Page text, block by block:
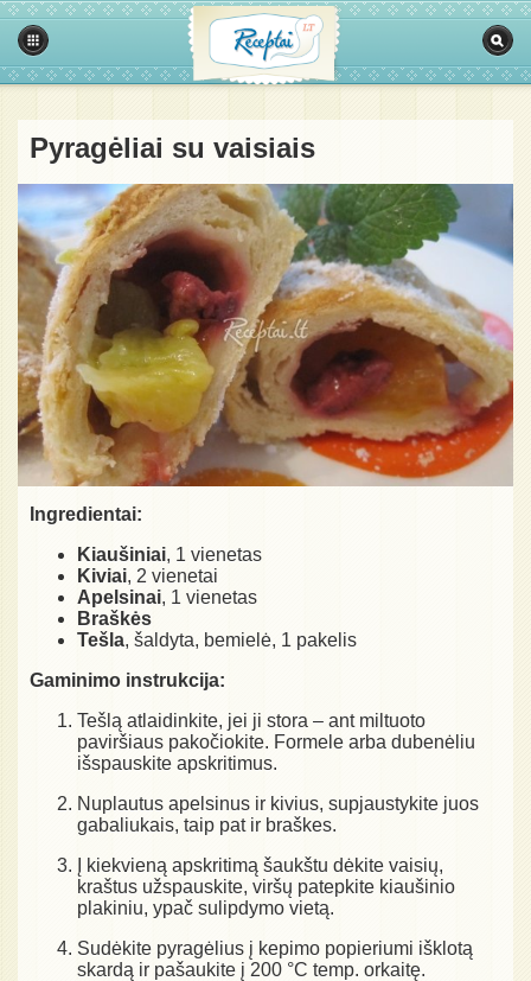
Pyragėliai su vaisiais
Ingredientai:
Kiaušiniai, 1 vienetas
Kiviai, 2 vienetai
Apelsinai, 1 vienetas
Braškės
Tešla, šaldyta, bemielė, 1 pakelis
Gaminimo instrukcija:
Tešlą atlaidinkite, jei ji stora – ant miltuoto
paviršiaus pakočiokite. Formele arba dubenėliu
išspauskite apskritimus.
Nuplautus apelsinus ir kivius, supjaustykite juos
gabaliukais, taip pat ir braškes.
Į kiekvieną apskritimą šaukštu dėkite vaisių,
kraštus užspauskite, viršų patepkite kiaušinio
plakiniu, ypač sulipdymo vietą.
Sudėkite pyragėlius į kepimo popieriumi išklotą
skardą ir pašaukite į 200 °C temp. orkaitę.